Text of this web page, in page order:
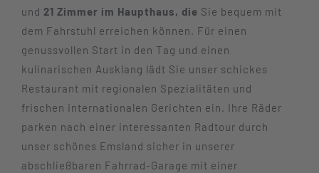
und 21 Zimmer im Haupthaus, die Sie bequem mit
dem Fahrstuhl erreichen können. Für einen
genussvollen Start in den Tag und einen
kulinarischen Ausklang lädt Sie unser schickes
Restaurant mit regionalen Spezialitäten und
frischen internationalen Gerichten ein. Ihre Räder
parken nach einer interessanten Radtour durch
unser schönes Emsland sicher in unserer
abschließbaren Fahrrad-Garage mit einer